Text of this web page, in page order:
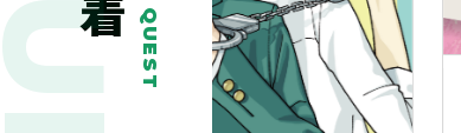
トレーニングクエスト
音声ARG『イヤホン